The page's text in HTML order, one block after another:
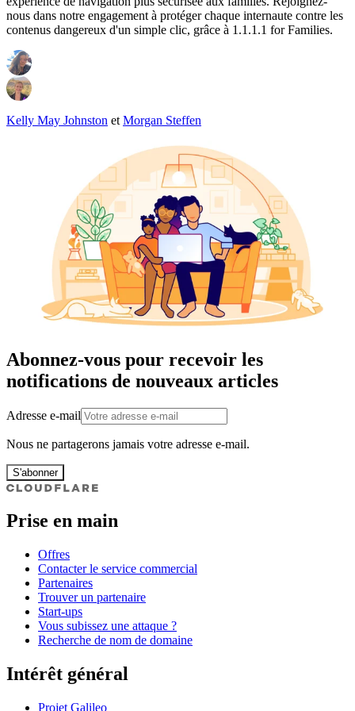
nous dans notre engagement à protéger chaque internaute contre les
contenus dangereux d'un simple clic, grâce à 1.1.1.1 for Families.
Kelly May Johnston et Morgan Steffen
Abonnez-vous pour recevoir les
notifications de nouveaux articles
Adresse e-mail
Nous ne partagerons jamais votre adresse e-mail.
S'abonner
Prise en main
Offres
Contacter le service commercial
Partenaires
Trouver un partenaire
Start-ups
Vous subissez une attaque ?
Recherche de nom de domaine
Intérêt général
Projet Galileo